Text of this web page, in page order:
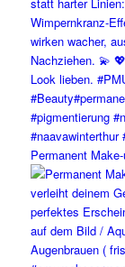
Permanent